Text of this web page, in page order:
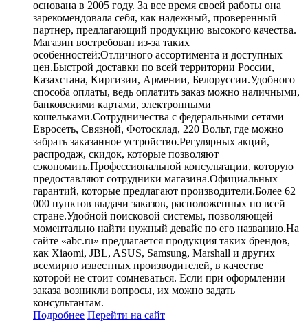
основана в 2005 году. За все время своей работы она
зарекомендовала себя, как надежный, проверенный
партнер, предлагающий продукцию высокого качества.
Магазин востребован из-за таких
особенностей:Отличного ассортимента и доступных
цен.Быстрой доставки по всей территории России,
Казахстана, Киргизии, Армении, Белоруссии.Удобного
способа оплаты, ведь оплатить заказ можно наличными,
банковскими картами, электронными
кошельками.Сотрудничества с федеральными сетями
Евросеть, Связной, Фотосклад, 220 Вольт, где можно
забрать заказанное устройство.Регулярных акций,
распродаж, скидок, которые позволяют
сэкономить.Профессиональной консультации, которую
предоставляют сотрудники магазина.Официальных
гарантий, которые предлагают производители.Более 62
000 пунктов выдачи заказов, расположенных по всей
стране.Удобной поисковой системы, позволяющей
моментально найти нужный девайс по его названию.На
сайте «abc.ru» предлагается продукция таких брендов,
как Xiaomi, JBL, ASUS, Samsung, Marshall и других
всемирно известных производителей, в качестве
которой не стоит сомневаться. Если при оформлении
заказа возникли вопросы, их можно задать
консультантам.
Подробнее Перейти на сайт